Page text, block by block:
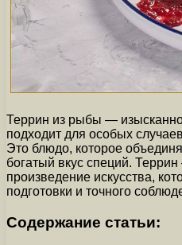
Террин из рыбы —
подходит для особых
Это блюдо, которое
богатый вкус специй.
произведение искусства,
подготовки и точного
Содержание статьи: